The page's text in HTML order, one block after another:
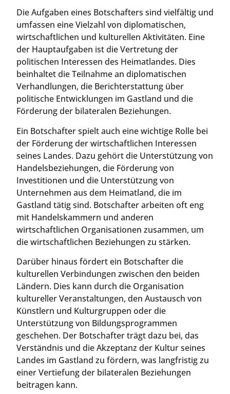
Die Aufgaben eines Botschafters sind vielfältig und
umfassen eine Vielzahl von diplomatischen,
wirtschaftlichen und kulturellen Aktivitäten. Eine
der Hauptaufgaben ist die Vertretung der
politischen Interessen des Heimatlandes. Dies
beinhaltet die Teilnahme an diplomatischen
Verhandlungen, die Berichterstattung über
politische Entwicklungen im Gastland und die
Förderung der bilateralen Beziehungen.
Ein Botschafter spielt auch eine wichtige Rolle bei
der Förderung der wirtschaftlichen Interessen
seines Landes. Dazu gehört die Unterstützung von
Handelsbeziehungen, die Förderung von
Investitionen und die Unterstützung von
Unternehmen aus dem Heimatland, die im
Gastland tätig sind. Botschafter arbeiten oft eng
mit Handelskammern und anderen
wirtschaftlichen Organisationen zusammen, um
die wirtschaftlichen Beziehungen zu stärken.
Darüber hinaus fördert ein Botschafter die
kulturellen Verbindungen zwischen den beiden
Ländern. Dies kann durch die Organisation
kultureller Veranstaltungen, den Austausch von
Künstlern und Kulturgruppen oder die
Unterstützung von Bildungsprogrammen
geschehen. Der Botschafter trägt dazu bei, das
Verständnis und die Akzeptanz der Kultur seines
Landes im Gastland zu fördern, was langfristig zu
einer Vertiefung der bilateralen Beziehungen
beitragen kann.